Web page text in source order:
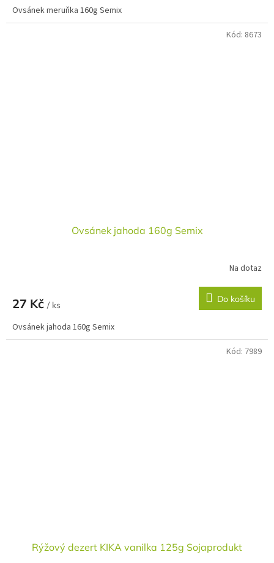
Ovsánek meruňka 160g Semix
Ovsánek jahoda 160g Semix
Na dotaz
27 Kč / ks
Do košíku
Ovsánek jahoda 160g Semix
Kód: 8673
Rýžový dezert KIKA vanilka 125g Sojaprodukt
Kód: 7989